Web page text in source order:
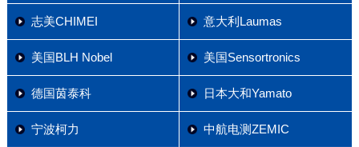
志美CHIMEI 意大利Laumas
美国BLH Nobel 美国Sensortronics
德国茵泰科 日本大和Yamato
宁波柯力 中航电测ZEMIC